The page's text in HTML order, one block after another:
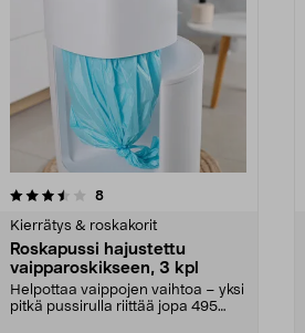
8arvostelut
Kierrätys & roskakorit
Roskapussi hajustettu
vaipparoskikseen, 3 kpl
Helpottaa vaippojen vaihtoa – yksi
pitkä pussirulla riittää jopa 495
4.5 viidestä